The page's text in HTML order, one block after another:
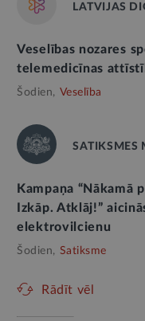
LATVIJAS
Veselības nozares
telemedicīnas
Šodien, Veselība
SATIKSMES
Kampaņa “Nākamā
Izkāp. Atklāj!”
elektrovilcienu
Šodien, Satiksme
Rādīt vēl